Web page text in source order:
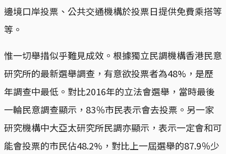
邊境口岸投票、公共交通機構於投票日提供免費乘搭等
等。
惟一切舉措似乎難見成效。根據獨立民調機構香港民意
研究所的最新選舉調查，有意欲投票者為48%，是歷
年調查中最低。對比2016年的立法會選舉，當時最後
一輪民意調查顯示，83％市民表示會去投票。另一家
研究機構中大亞太研究所民調亦顯示，表示一定會和可
能會投票的市民佔48.2%，對比上一屆選舉的87.9％少